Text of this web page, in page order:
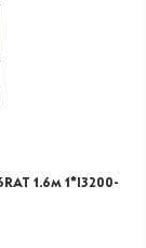
1.6м 1*I3200-